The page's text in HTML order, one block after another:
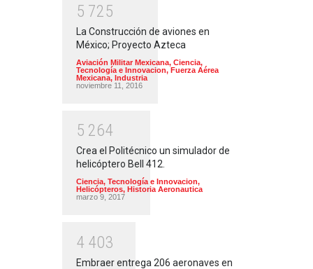
5 725
La Construcción de aviones en
México; Proyecto Azteca
Aviación Militar Mexicana, Ciencia,
Tecnología e Innovacion, Fuerza Aérea
Mexicana, Industria
noviembre 11, 2016
5 264
Crea el Politécnico un simulador de
helicóptero Bell 412.
Ciencia, Tecnología e Innovacion,
Helicópteros, Historia Aeronautica
marzo 9, 2017
4 403
Embraer entrega 206 aeronaves en